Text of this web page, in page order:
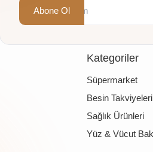
Abone Ol
Kategoriler
Süpermarket
Besin Takviyeleri
Sağlık Ürünleri
Yüz & Vücut